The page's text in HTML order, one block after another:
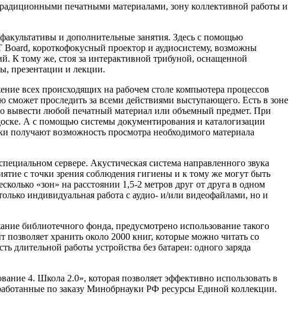
печатными материалами, зону коллективной работы и
и дополнительные занятия. Здесь с помощью
короткофокусный проектор и аудиосистему, возможны
К тому же, стоя за интерактивной трибуной, оснащенной
презентации и лекции.
всех происходящих на рабочем столе компьютера процессов
сможет проследить за всеми действиями выступающего. Есть в зоне
вывести любой печатный материал или объемный предмет. При
А с помощью системы документирования и каталогизации
получают возможность просмотра необходимого материала
сервере. Акустическая система направленного звука
с точки зрения соблюдения гигиены и к тому же могут быть
«зон» на расстоянии 1,5-2 метров друг от друга в одном
индивидуальная работа с аудио- и/или видеофайлами, но и
библиотечного фонда, предусмотрено использование такого
хранить около 2000 книг, которые можно читать со
работы устройства без батареи: одного заряда
4. Школа 2.0», которая позволяет эффективно использовать в
по заказу Минобрнауки РФ ресурсы Единой коллекции.